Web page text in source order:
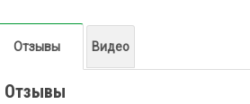
Отзывы Видео
Отзывы